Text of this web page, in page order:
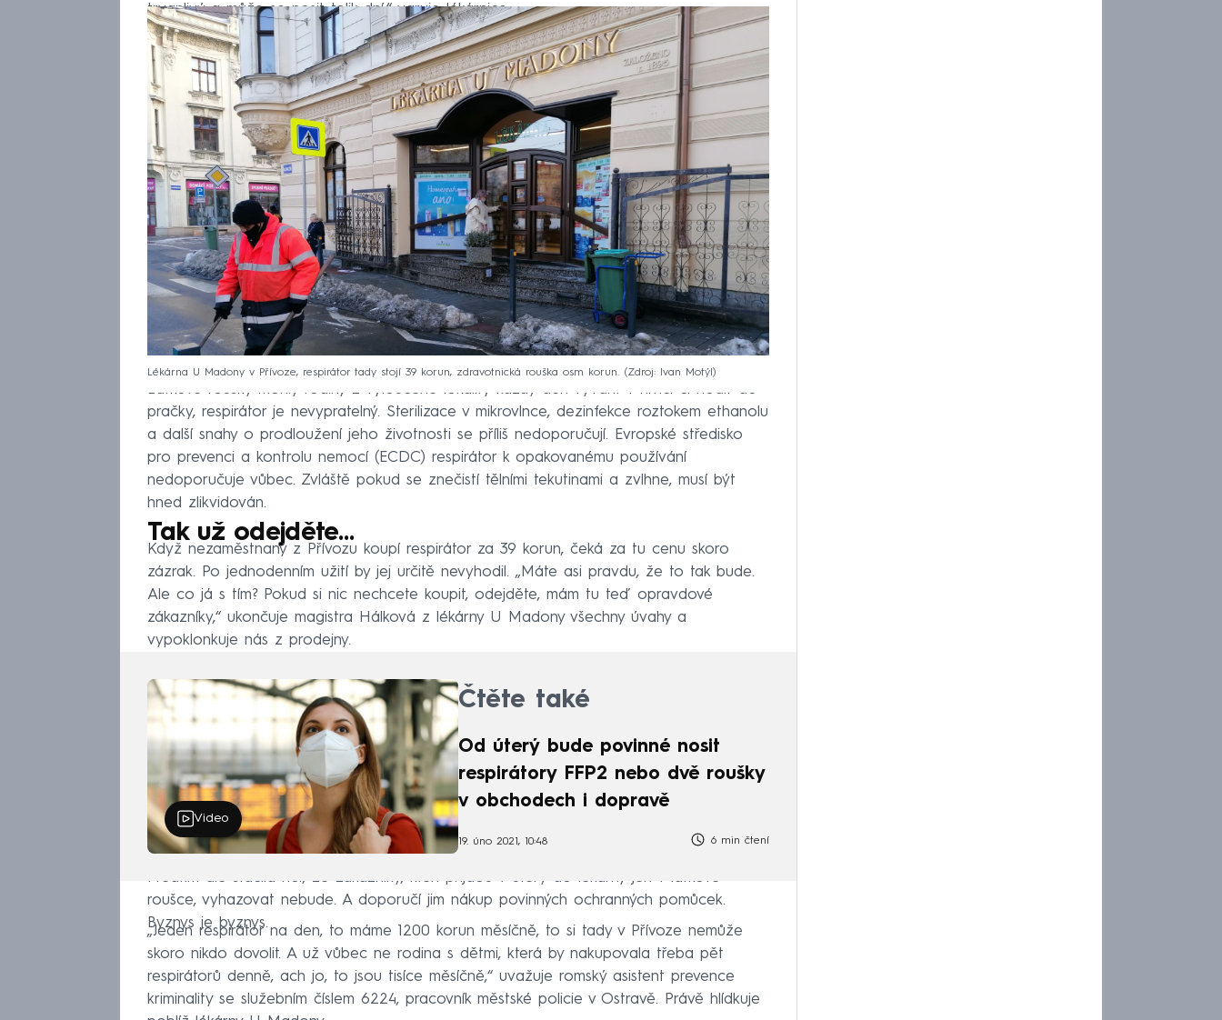
trvanlivý a může se nosit tolik dní,“ varuje lékárnice.
Lékárna U Madony v Přívoze, respirátor tady stojí 39 korun, zdravotnická rouška osm korun. Zdroj: Ivan Motýl
Látkové roušky mohly rodiny z vyloučené lokality každý den vyvařit v hrnci či hodit do
pračky, respirátor je nevypratelný. Sterilizace v mikrovlnce, dezinfekce roztokem ethanolu
a další snahy o prodloužení jeho životnosti se příliš nedoporučují. Evropské středisko
pro prevenci a kontrolu nemocí (ECDC) respirátor k opakovanému používání
nedoporučuje vůbec. Zvláště pokud se znečistí tělními tekutinami a zvlhne, musí být
hned zlikvidován.
Tak už odejděte…
Když nezaměstnaný z Přívozu koupí respirátor za 39 korun, čeká za tu cenu skoro
zázrak. Po jednodenním užití by jej určitě nevyhodil. „Máte asi pravdu, že to tak bude.
Ale co já s tím? Pokud si nic nechcete koupit, odejděte, mám tu teď opravdové
zákazníky,“ ukončuje magistra Hálková z lékárny U Madony všechny úvahy a
vypoklonkuje nás z prodejny.
Video
Čtěte také
Od úterý bude povinné nosit
respirátory FFP2 nebo dvě roušky
v obchodech i dopravě
19. úno 2021, 10:48 6 min čtení
Předtím ale stačila říct, že zákazníky, kteří přijdou v úterý do lékárny jen v látkové
roušce, vyhazovat nebude. A doporučí jim nákup povinných ochranných pomůcek.
Byznys je byznys.
„Jeden respirátor na den, to máme 1200 korun měsíčně, to si tady v Přívoze nemůže
skoro nikdo dovolit. A už vůbec ne rodina s dětmi, která by nakupovala třeba pět
respirátorů denně, ach jo, to jsou tisíce měsíčně,“ uvažuje romský asistent prevence
kriminality se služebním číslem 6224, pracovník městské policie v Ostravě. Právě hlídkuje